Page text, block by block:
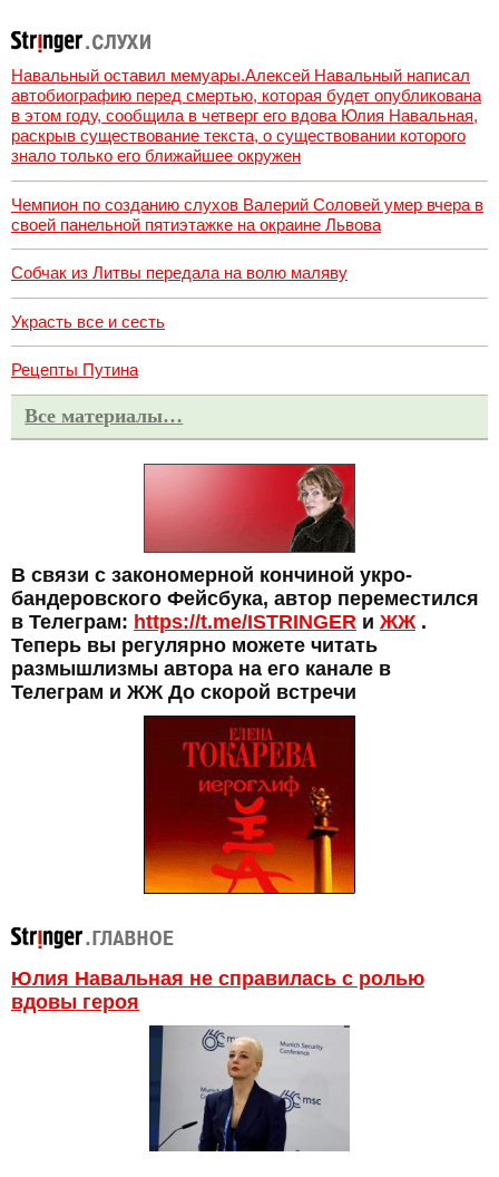
Навальный оставил мемуары.Алексей Навальный написал
автобиографию перед смертью, которая будет опубликована
в этом году, сообщила в четверг его вдова Юлия Навальная,
раскрыв существование текста, о существовании которого
знало только его ближайшее окружен
Чемпион по созданию слухов Валерий Соловей умер вчера в
своей панельной пятиэтажке на окраине Львова
Собчак из Литвы передала на волю маляву
Украсть все и сесть
Рецепты Путина
Все материалы…
В связи с закономерной кончиной укро-
бандеровского Фейсбука, автор переместился
в Телеграм: https://t.me/ISTRINGER и ЖЖ .
Теперь вы регулярно можете читать
размышлизмы автора на его канале в
Телеграм и ЖЖ До скорой встречи
Юлия Навальная не справилась с ролью
вдовы героя